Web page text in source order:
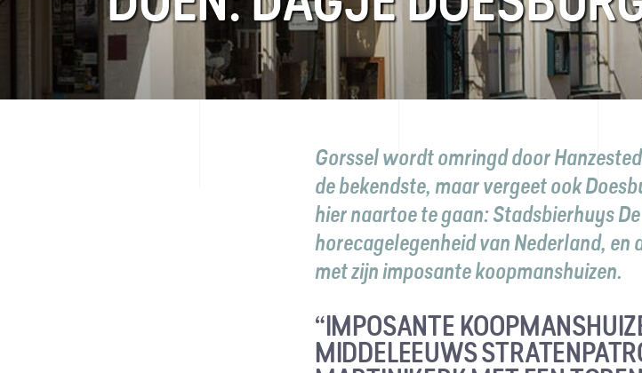
FAQ
Gorssel wordt omringd door
de bekendste, maar vergeet ook
hier naartoe te gaan: Stadsbierhuys
horecagelegenheid van Nederland, en
met zijn imposante koopmanshuizen.
“IMPOSANTE
MIDDELEEUWS